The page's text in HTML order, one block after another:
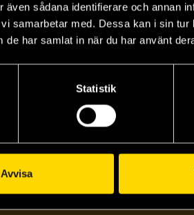
sådana identifierare och annan
samarbetar med. Dessa kan i sin tur
har samlat in när du har använt
Statistik
Avvisa